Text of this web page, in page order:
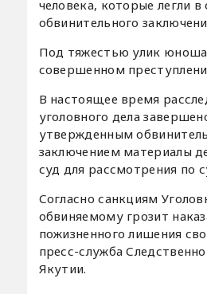
человека, которые легли в
обвинительного
Под тяжестью улик юноша
совершенном
В настоящее время
уголовного дела
утвержденным
заключением материалы
суд для рассмотрения по
Согласно санкциям
обвиняемому грозит
пожизненного лишения
пресс-служба
Якутии.